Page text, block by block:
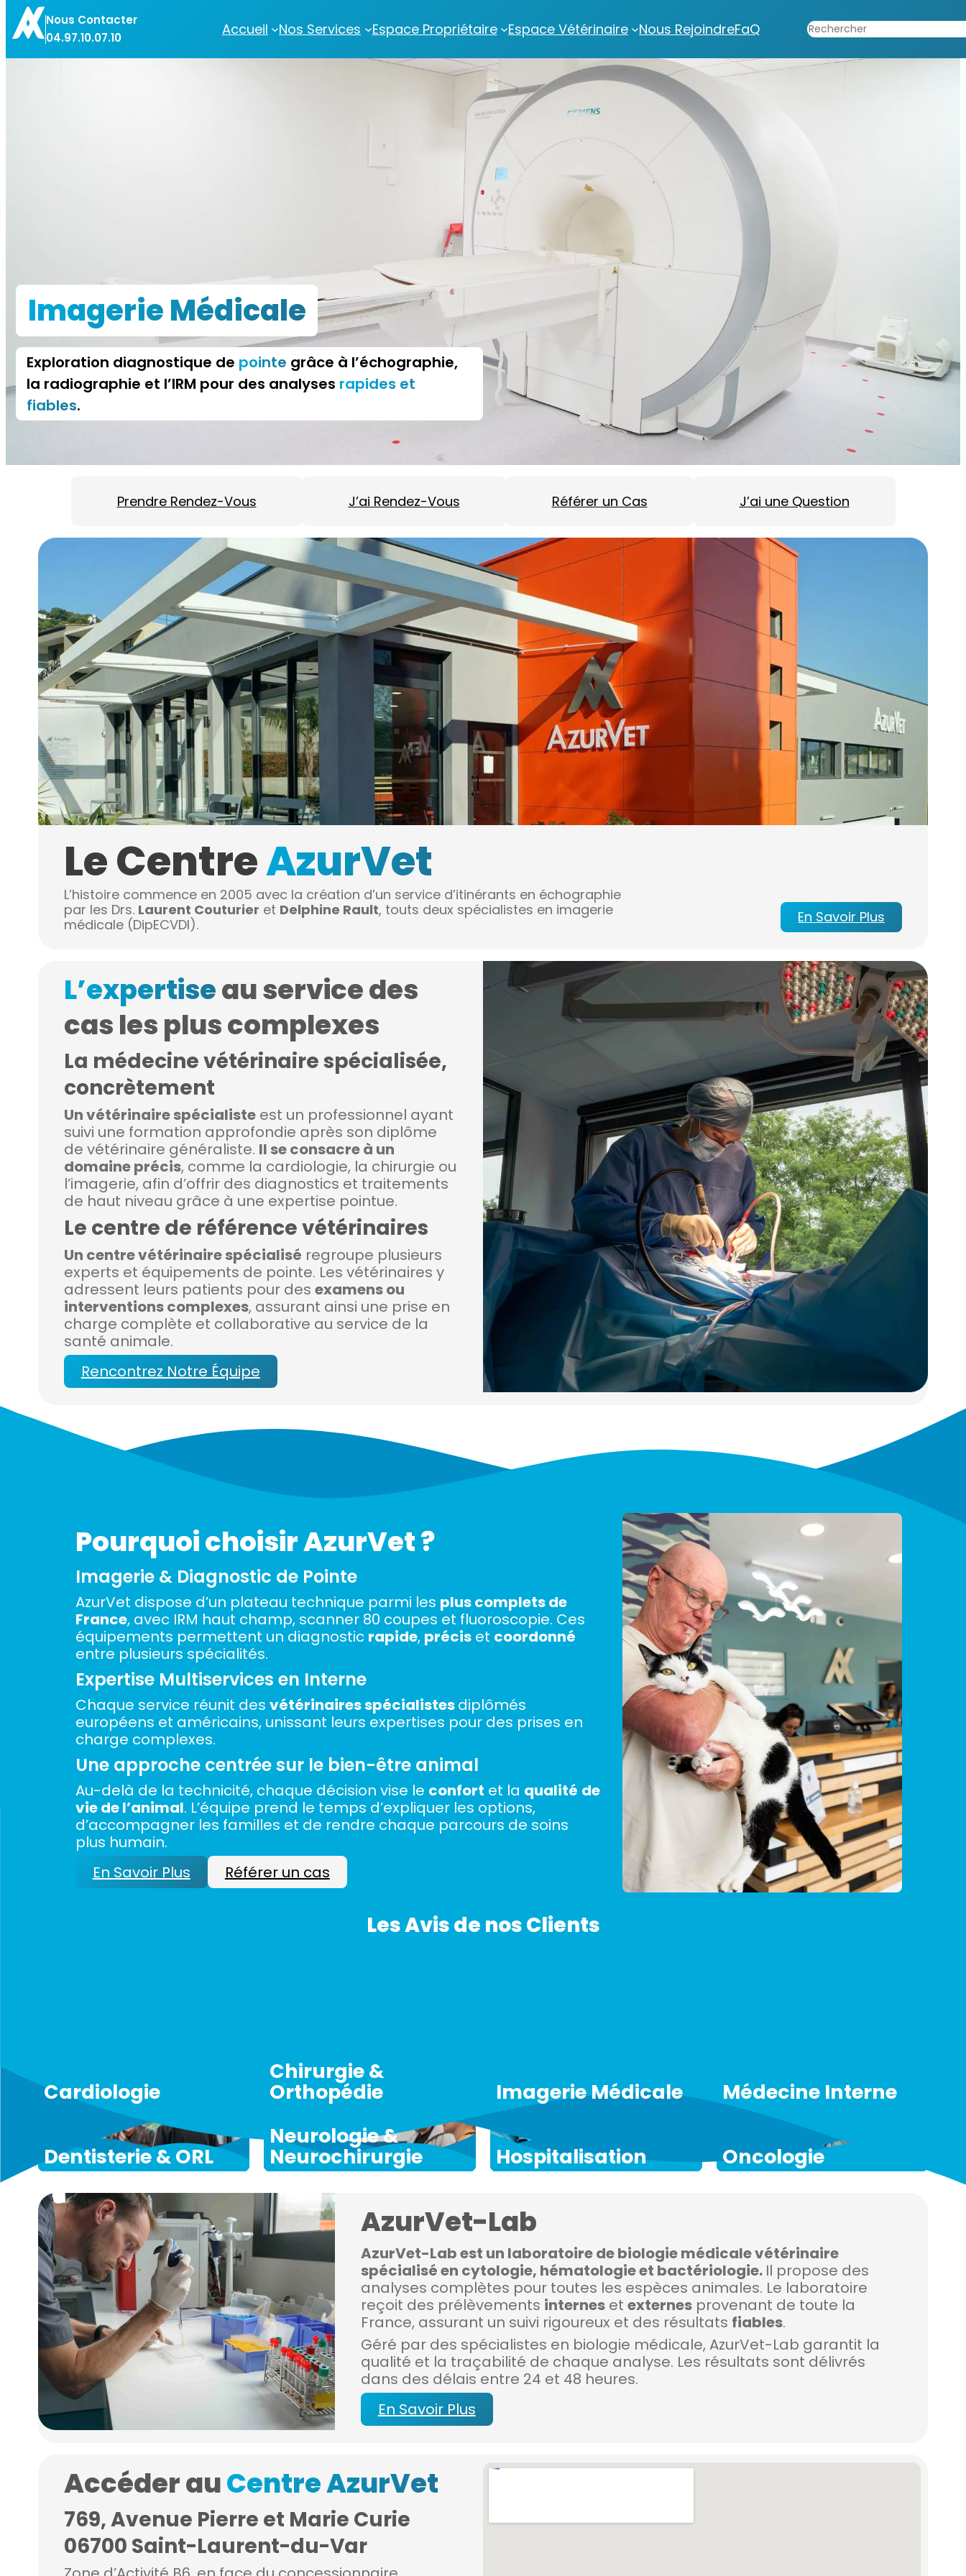
Aller
au
contenu
Nous Contacter
04.97.10.07.10
Accueil Nos Services Espace Propriétaire Espace Vétérinaire Nous RejoindreFaQ Rechercher
Imagerie Médicale
Exploration diagnostique de pointe grâce à l’échographie,
la radiographie et l’IRM pour des analyses rapides et
fiables.
Prendre Rendez-Vous J’ai Rendez-Vous Référer un Cas J’ai une Question
Le CentreAzurVet
L’histoire commence en 2005 avec la création d’un service d’itinérants en échographie
par les Drs. Laurent Couturier et Delphine Rault, touts deux spécialistes en imagerie
médicale (DipECVDI).
En Savoir Plus
L’expertiseau service des
cas les plus complexes
La médecine vétérinaire spécialisée,
concrètement
Un vétérinaire spécialisteest un professionnel ayant
suivi une formation approfondie après son diplôme
de vétérinaire généraliste. Il se consacre à un
domaine précis, comme la cardiologie, la chirurgie ou
l’imagerie, afin d’offrir des diagnostics et traitements
de haut niveau grâce à une expertise pointue.
Le centre de référence vétérinaires
Un centre vétérinaire spécialisé regroupe plusieurs
experts et équipements de pointe. Les vétérinaires y
adressent leurs patients pour des examens ou
interventions complexes, assurant ainsi une prise en
charge complète et collaborative au service de la
santé animale.
Rencontrez Notre Équipe
Pourquoi choisir AzurVet ?
Imagerie & Diagnostic de Pointe
AzurVet dispose d’un plateau technique parmi les plus complets de
France, avec IRM haut champ, scanner 80 coupes et fluoroscopie. Ces
équipements permettent un diagnostic rapide, préciset coordonné
entre plusieurs spécialités.
Expertise Multiservices en Interne
Chaque service réunit des vétérinaires spécialistesdiplômés
européens et américains, unissant leurs expertises pour des prises en
charge complexes.
Une approche centrée sur le bien-être animal
Au-delà de la technicité, chaque décision vise le confort et la qualité de
vie de l’animal. L’équipe prend le temps d’expliquer les options,
d’accompagner les familles et de rendre chaque parcours de soins
plus humain.
En Savoir Plus
Référer un cas
Les Avis de nos Clients
Cardiologie
Chirurgie &
Orthopédie Imagerie Médicale Médecine Interne
Dentisterie & ORL
Neurologie &
Neurochirurgie Hospitalisation Oncologie
AzurVet-Lab
AzurVet-Lab est un laboratoire de biologie médicale vétérinaire
spécialisé en cytologie, hématologie et bactériologie. Il propose des
analyses complètes pour toutes les espèces animales. Le laboratoire
reçoit des prélèvements interneset externesprovenant de toute la
France, assurant un suivi rigoureux et des résultats fiables.
Géré par des spécialistes en biologie médicale, AzurVet-Lab garantit la
qualité et la traçabilité de chaque analyse. Les résultats sont délivrés
dans des délais entre 24 et 48 heures.
En Savoir Plus
Accéder auCentre AzurVet
769, Avenue Pierre et Marie Curie
06700 Saint-Laurent-du-Var